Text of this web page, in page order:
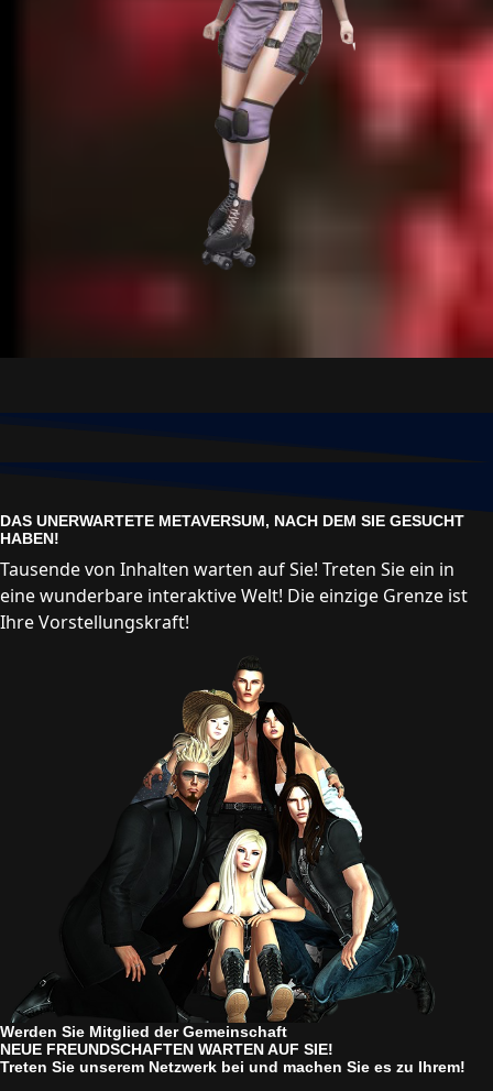
DAS UNERWARTETE METAVERSUM, NACH DEM SIE GESUCHT
HABEN!
Tausende von Inhalten warten auf Sie! Treten Sie ein in
eine wunderbare interaktive Welt! Die einzige Grenze ist
Ihre Vorstellungskraft!
Werden Sie Mitglied der Gemeinschaft
NEUE FREUNDSCHAFTEN WARTEN AUF SIE!
Treten Sie unserem Netzwerk bei und machen Sie es zu Ihrem!